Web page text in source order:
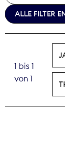
ALLE FILTER
1 bis 1
von 1